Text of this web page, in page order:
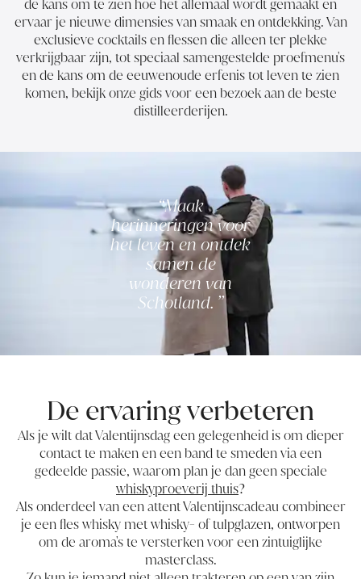
de kans om te zien hoe het allemaal wordt gemaakt en
ervaar je nieuwe dimensies van smaak en ontdekking. Van
exclusieve cocktails en flessen die alleen ter plekke
verkrijgbaar zijn, tot speciaal samengestelde proefmenu's
en de kans om de eeuwenoude erfenis tot leven te zien
komen, bekijk onze gids voor een bezoek aan de beste
distilleerderijen.
Maak
herinneringen voor
het leven en ontdek
samen de
wonderen van
Schotland.
De ervaring verbeteren
Als je wilt dat Valentijnsdag een gelegenheid is om dieper
contact te maken en een band te smeden via een
gedeelde passie, waarom plan je dan geen speciale
whiskyproeverij thuis?
Als onderdeel van een attent Valentijnscadeau combineer
je een fles whisky met whisky- of tulpglazen, ontworpen
om de aroma's te versterken voor een zintuiglijke
masterclass.